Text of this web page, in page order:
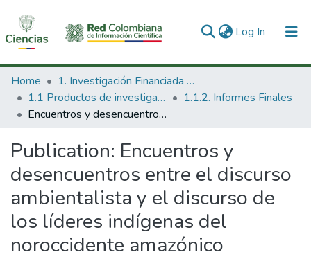
Log In (current)
Communities & Collections
All of DSpace
Home
1. Investigación Financiada con Recursos Públicos
1.1 Productos de investigación
1.1.2. Informes Finales
Encuentros y desencuentros entre el discurso ambientalista y el discurso de los líderes indígenas del noroccidente amazónico
Publication: Encuentros y
desencuentros entre el discurso
ambientalista y el discurso de
los líderes indígenas del
noroccidente amazónico